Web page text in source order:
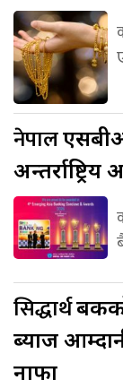
नेपाल
अन्तर्राष्ट्रिय
सिद्धार्थ
ब्याज
नाफा